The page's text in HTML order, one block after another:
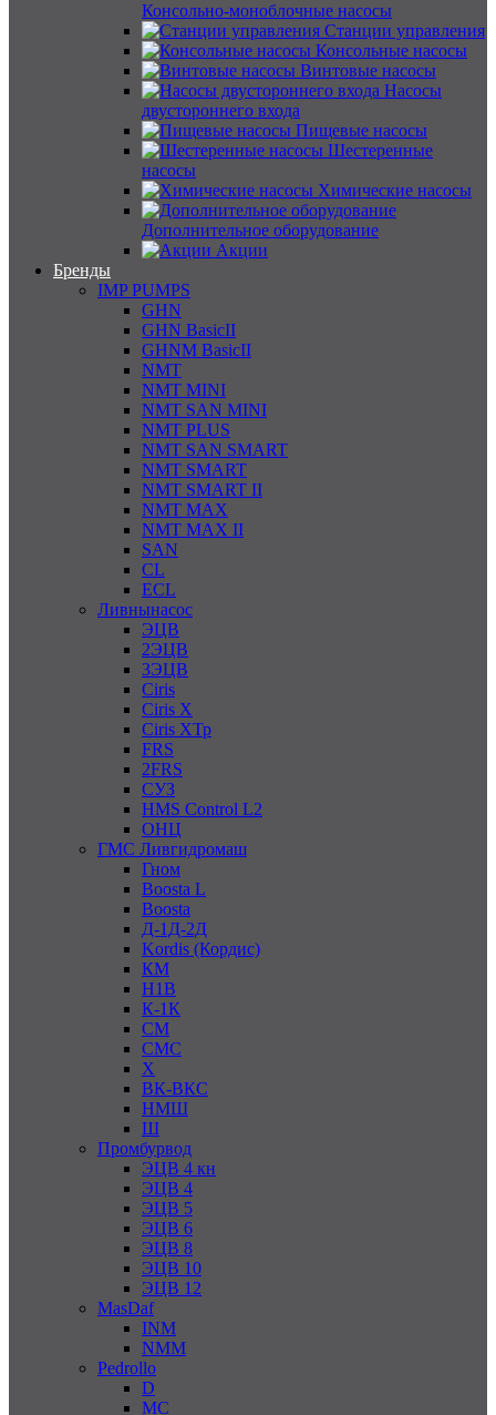
Консольно-моноблочные насосы
Станции управления
Консольные насосы
Винтовые насосы
Насосы
двустороннего входа
Пищевые насосы
Шестеренные
насосы
Химические насосы
Дополнительное оборудование
Акции
Бренды
IMP PUMPS
GHN
GHN BasicII
GHNM BasicII
NMT
NMT MINI
NMT SAN MINI
NMT PLUS
NMT SAN SMART
NMT SMART
NMT SMART II
NMT MAX
NMT MAX II
SAN
CL
ECL
Ливнынасос
ЭЦВ
2ЭЦВ
3ЭЦВ
Ciris
Ciris X
Ciris ХТр
FRS
2FRS
СУЗ
HMS Control L2
ОНЦ
ГМС Ливгидромаш
Гном
Boosta L
Boosta
Д-1Д-2Д
Kordis (Кордис)
КМ
Н1В
К-1К
СМ
СМС
Х
ВК-ВКС
НМШ
Ш
Промбурвод
ЭЦВ 4 кн
ЭЦВ 4
ЭЦВ 5
ЭЦВ 6
ЭЦВ 8
ЭЦВ 10
ЭЦВ 12
MasDaf
INM
NMM
Pedrollo
D
MC